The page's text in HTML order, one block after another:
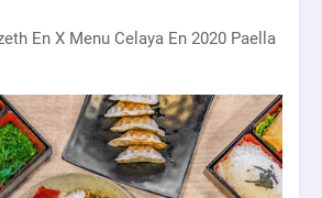
En X Menu Celaya En 2020 Paella